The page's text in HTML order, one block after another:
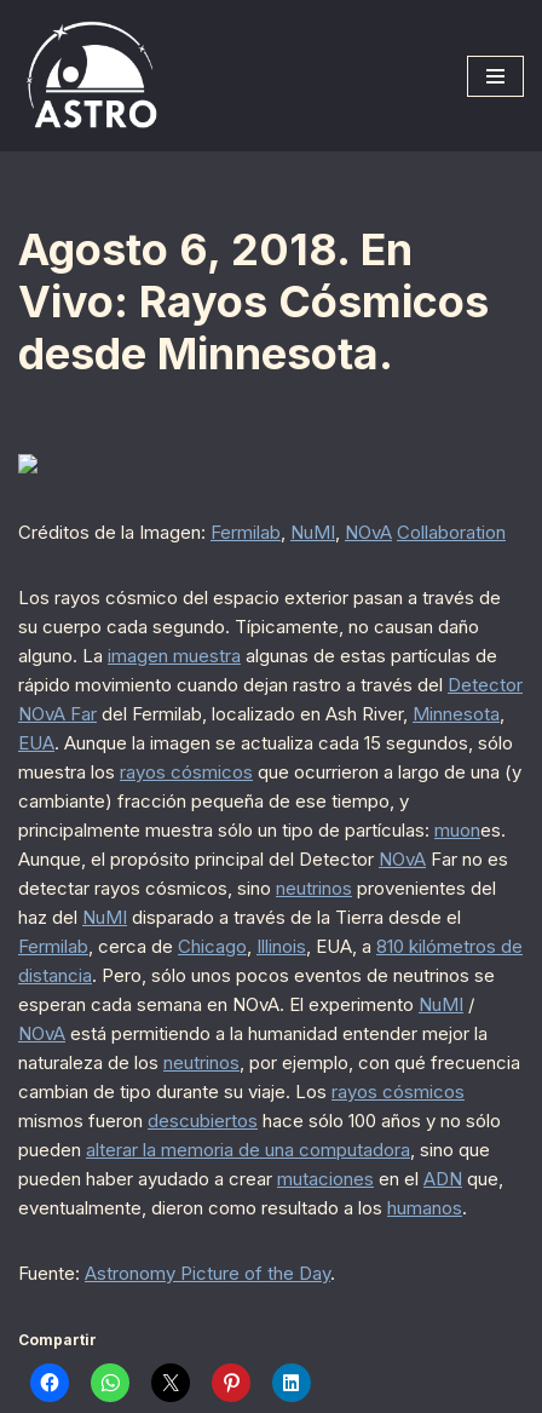
Saltar
al
contenido
Agosto 6, 2018. En
Vivo: Rayos Cósmicos
desde Minnesota.
Créditos de la Imagen: Fermilab, NuMI, NOvA Collaboration
Los rayos cósmico del espacio exterior pasan a través de
su cuerpo cada segundo. Típicamente, no causan daño
alguno. La imagen muestra algunas de estas partículas de
rápido movimiento cuando dejan rastro a través del Detector
NOvA Far del Fermilab, localizado en Ash River, Minnesota,
EUA. Aunque la imagen se actualiza cada 15 segundos, sólo
muestra los rayos cósmicos que ocurrieron a largo de una (y
cambiante) fracción pequeña de ese tiempo, y
principalmente muestra sólo un tipo de partículas: muones.
Aunque, el propósito principal del Detector NOvA Far no es
detectar rayos cósmicos, sino neutrinos provenientes del
haz del NuMI disparado a través de la Tierra desde el
Fermilab, cerca de Chicago, Illinois, EUA, a 810 kilómetros de
distancia. Pero, sólo unos pocos eventos de neutrinos se
esperan cada semana en NOvA. El experimento NuMI /
NOvA está permitiendo a la humanidad entender mejor la
naturaleza de los neutrinos, por ejemplo, con qué frecuencia
cambian de tipo durante su viaje. Los rayos cósmicos
mismos fueron descubiertos hace sólo 100 años y no sólo
pueden alterar la memoria de una computadora, sino que
pueden haber ayudado a crear mutaciones en el ADN que,
eventualmente, dieron como resultado a los humanos.
Fuente: Astronomy Picture of the Day.
Compartir